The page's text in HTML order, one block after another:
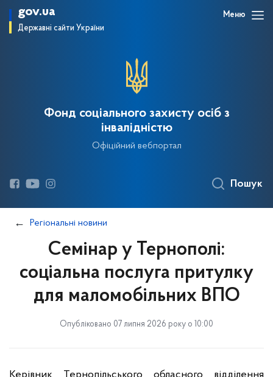
gov.ua
Державні сайти України
Меню
Фонд соціального захисту осіб з
інвалідністю
Офіційний вебпортал
Пошук
Регіональні новини
Семінар у Тернополі:
соціальна послуга притулку
для маломобільних ВПО
Опубліковано 07 липня 2026 року о 10:00